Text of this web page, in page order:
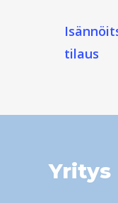
tilaus
Yritys